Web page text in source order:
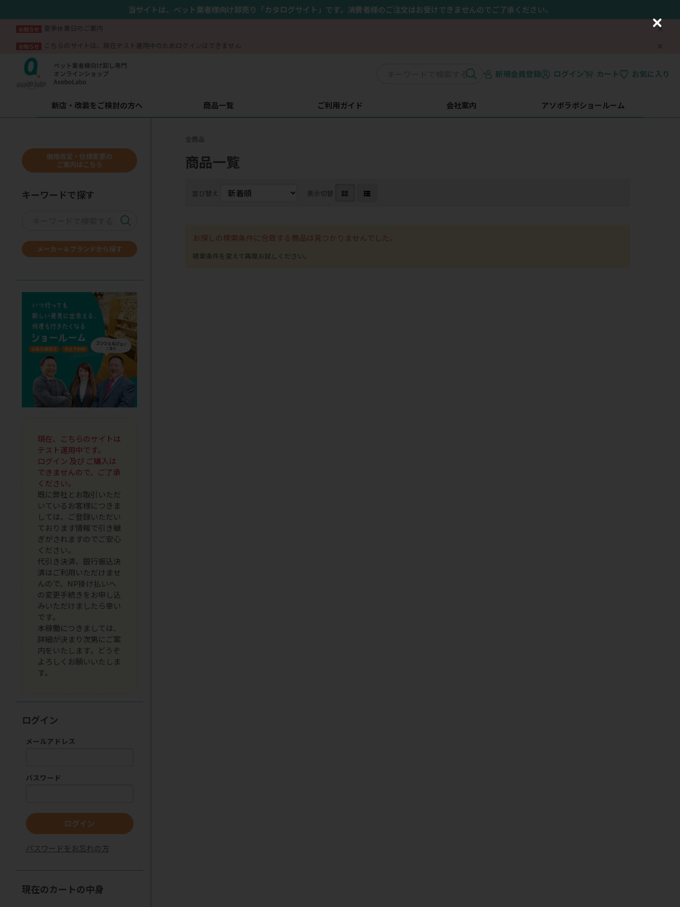
当サイトは、ペット業者様向け卸売り「カタログサイト」です。消費者様のご注文はお受けできませんのでご了承ください。
お知らせ 夏季休業日のご案内
お知らせ こちらのサイトは、現在テスト運用中のためログインはできません
新規会員登録 ログイン カート お気に入り
新店・改装をご検討の方へ 商品一覧 ご利用ガイド 会社案内 アソボラボショールーム
全商品
商品一覧
並び替え 表示切替
お探しの検索条件に合致する商品は見つかりませんでした。
価格改定・仕様変更の
ご案内はこちら
キーワードで探す
メーカー＆ブランドから探す
現在、こちらのサイトは
テスト運用中です。
ログイン 及び ご購入は
できませんので、ご了承
ください。
既に弊社とお取引いただ
いているお客様につきま
しては、ご登録いただい
ております情報で引き継
ぎがされますのでご安心
ください。
代引き決済、銀行振込決
済はご利用いただけませ
んので、NP掛け払いへ
の変更手続きをお申し込
みいただけましたら幸い
です。
本稼働につきましては、
詳細が決まり次第にご案
内をいたします。どうぞ
よろしくお願いいたしま
す。
ログイン
メールアドレス
パスワード
ログイン
パスワードをお忘れの方
現在のカートの中身
C
o